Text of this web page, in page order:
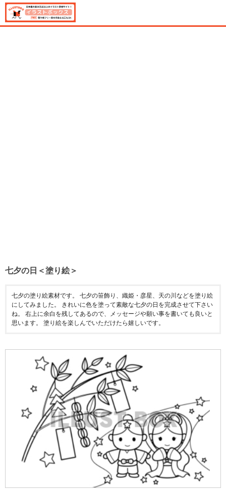
七夕の日＜塗り絵＞
七夕の塗り絵素材です。 七夕の笹飾り、織姫・彦星、天の川などを塗り絵
にしてみました。 きれいに色を塗って素敵な七夕の日を完成させて下さい
ね。 右上に余白を残してあるので、メッセージや願い事を書いても良いと
思います。 塗り絵を楽しんでいただけたら嬉しいです。